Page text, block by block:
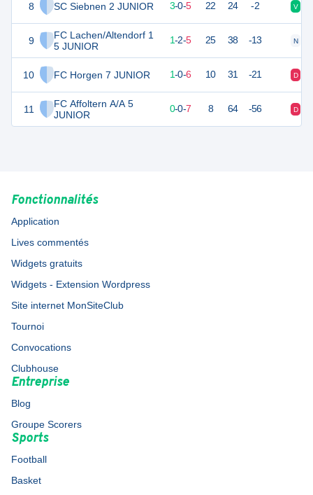
8 SC Siebnen 2 JUNIOR
9
FC Lachen/Altendorf 1
5 JUNIOR
10 FC Horgen 7 JUNIOR
11
FC Affoltern A/A 5
JUNIOR
9 8 3-0-5 22 24 -2 V
5 8 1-2-5 25 38 -13 N
3 7 1-0-6 10 31 -21 D
0 0-0-7 8 64 -56 D
Fonctionnalités
Application
Lives commentés
Widgets gratuits
Widgets - Extension Wordpress
Site internet MonSiteClub
Tournoi
Convocations
Clubhouse
Entreprise
Blog
Groupe Scorers
Sports
Football
Basket